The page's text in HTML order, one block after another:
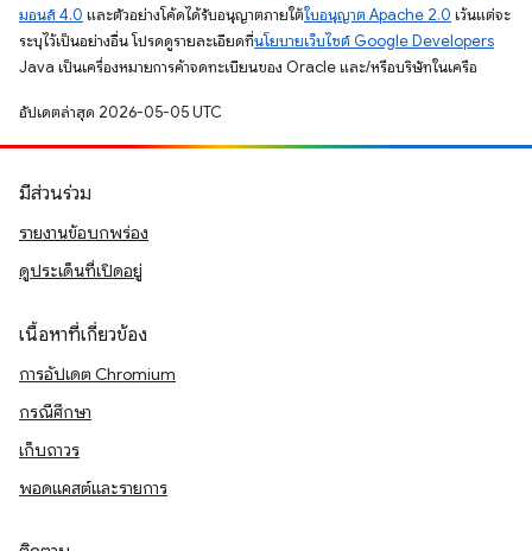
มอนส์ 4.0 และตัวอย่างโค้ดได้รับอนุญาตภายใต้ใบอนุญาต Apache 2.0 เว้นแต่จะ
ระบุไว้เป็นอย่างอื่น โปรดดูรายละเอียดที่นโยบายเว็บไซต์ Google Developers
Java เป็นเครื่องหมายการค้าจดทะเบียนของ Oracle และ/หรือบริษัทในเครือ
อัปเดตล่าสุด 2026-05-05 UTC
มีส่วนร่วม
รายงานข้อบกพร่อง
ดูประเด็นที่เปิดอยู่
เนื้อหาที่เกี่ยวข้อง
การอัปเดต Chromium
กรณีศึกษา
เก็บถาวร
พอดแคสต์และรายการ